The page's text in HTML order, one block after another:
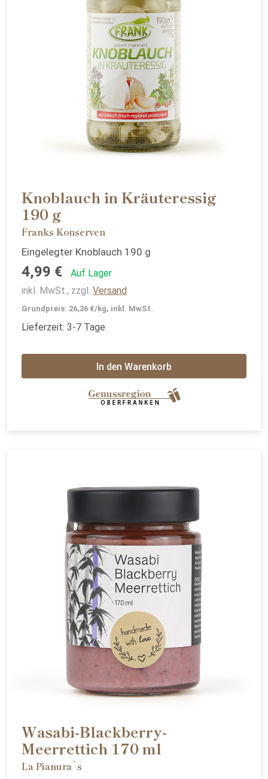
Knoblauch in Kräuteressig
190 g
Franks Konserven
Eingelegter Knoblauch 190 g
4,99 €
Auf Lager
inkl. MwSt., zzgl. Versand
Grundpreis: 26,26 €/kg, inkl. MwSt.
Lieferzeit: 3-7 Tage
In den Warenkorb
Wasabi-Blackberry-
Meerrettich 170 ml
La Pianura´s